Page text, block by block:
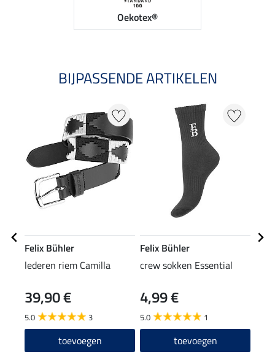
Oekotex®
BIJPASSENDE ARTIKELEN
Felix Bühler
lederen riem Camilla
39,90 €
5.0 3
toevoegen
Felix Bühler
crew sokken Essential
4,99 €
5.0 1
toevoegen